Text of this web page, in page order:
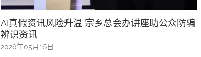
智慧与健康系列之一探舌象与睡眠之道
2025年08月23日